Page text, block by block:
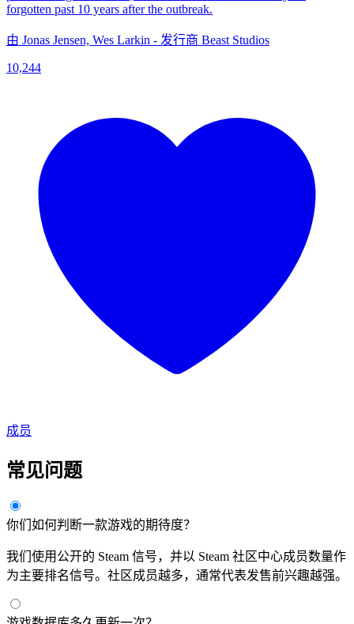
forgotten past 10 years after the outbreak.
由 Jonas Jensen, Wes Larkin - 发行商 Beast Studios
10,244
成员
常见问题
你们如何判断一款游戏的期待度？
我们使用公开的 Steam 信号，并以 Steam 社区中心成员数量作
为主要排名信号。社区成员越多，通常代表发售前兴趣越强。